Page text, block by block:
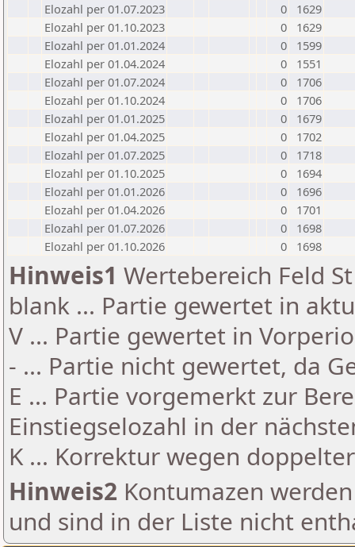
Elozahl per 01.07.2023
0
1629
Elozahl per 01.10.2023
0
1629
Elozahl per 01.01.2024
0
1599
Elozahl per 01.04.2024
0
1551
Elozahl per 01.07.2024
0
1706
Elozahl per 01.10.2024
0
1706
Elozahl per 01.01.2025
0
1679
Elozahl per 01.04.2025
0
1702
Elozahl per 01.07.2025
0
1718
Elozahl per 01.10.2025
0
1694
Elozahl per 01.01.2026
0
1696
Elozahl per 01.04.2026
0
1701
Elozahl per 01.07.2026
0
1698
Elozahl per 01.10.2026
0 1698
Hinweis1 Wertebereich Feld
blank ... Partie gewertet in
V ... Partie gewertet in
- ... Partie nicht gewertet, da
E ... Partie vorgemerkt zur
Einstiegselozahl in der
K ... Korrektur wegen
Hinweis2 Kontumazen
und sind in der Liste nicht